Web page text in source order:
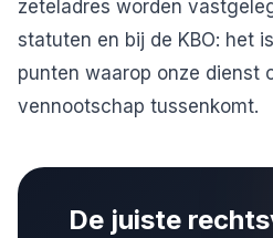
zeteladres worden
statuten en bij de KBO: het
punten waarop onze dienst
vennootschap tussenkomt.
De juiste